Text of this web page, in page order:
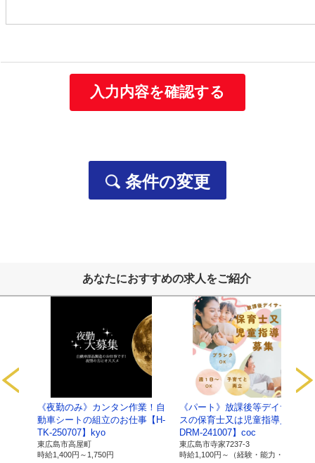
当社は取得する個人情報を以下に示す目的で利用いたします。
・ご要望いただいた資料の送付などに利用します。
採用応募者の個人情報
・法律で特定された「社会保険手続き」、「税務処理」な
【保有個人データ及び第三者提供記録に
1.当社の名
称及び住
所、代表者
の氏名
名称：有限会社ライブワーク
住所：広島県東広島市寺家駅前14番28号 寺家駅ノ
代表者：磯部 順司
条件の変更
あなたにおすすめの求人をご紹介
《夜勤のみ》カンタン作業！自
動車シートの組立のお仕事【H-
TK-250707】kyo
東広島市高屋町
時給1,400円～ 1,750円
《パート》放課後等デイサービ
スの保育士又は児童指導員【C-
DRM-241007】coc
東広島市寺家7237-3
時給1,100円～ （経験・能力・資格により 優遇）